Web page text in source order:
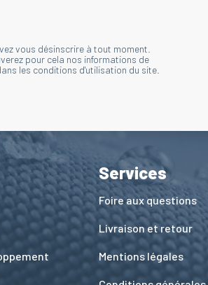
LA NEWSLETTER
vous désinscrire à tout moment.
pour cela nos informations de
les conditions d'utilisation du site.
Services
Foire aux questions
Livraison et retour
Mentions légales